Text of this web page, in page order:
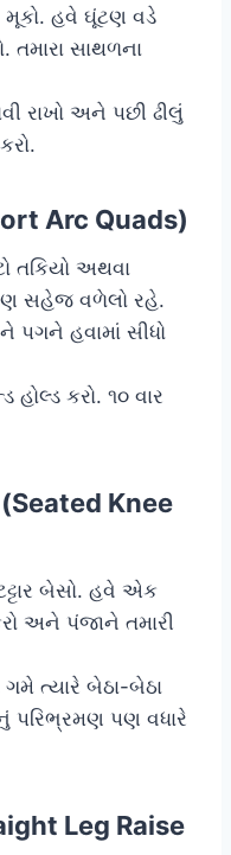
મૂકો. હવે ઘૂંટણ વડે
તમારા સાથળના
રાખો અને પછી ઢીલું
Arc Quads)
તકિયો અથવા
સહેજ વળેલો રહે.
પગને હવામાં સીધો
કરો. ૧૦ વાર
Knee
બેસો. હવે એક
અને પંજાને તમારી
ત્યારે બેઠા-બેઠા
પરિભ્રમણ પણ વધારે
Leg Raise